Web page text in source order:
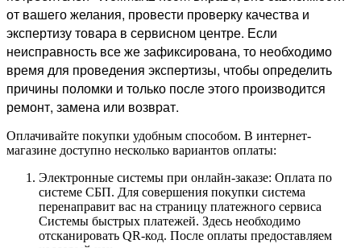
от вашего желания, провести проверку качества и
экспертизу товара в сервисном центре. Если
неисправность все же зафиксирована, то необходимо
время для проведения экспертизы, чтобы определить
причины поломки и только после этого производится
ремонт, замена или возврат.
Оплачивайте покупки удобным способом. В интернет-
магазине доступно несколько вариантов оплаты:
Электронные системы при онлайн-заказе: Оплата по
системе СБП. Для совершения покупки система
перенаправит вас на страницу платежного сервиса
Системы быстрых платежей. Здесь необходимо
отсканировать QR-код. После оплаты предоставляем